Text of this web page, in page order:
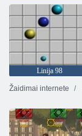
Linija 98
Žaidimai internete